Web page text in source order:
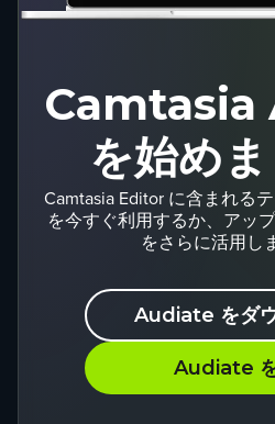
を始め
Camtasia Editor に含まれる
を今すぐ利用するか、アッ
をさらに活用し
Audiate をダ
Audiate